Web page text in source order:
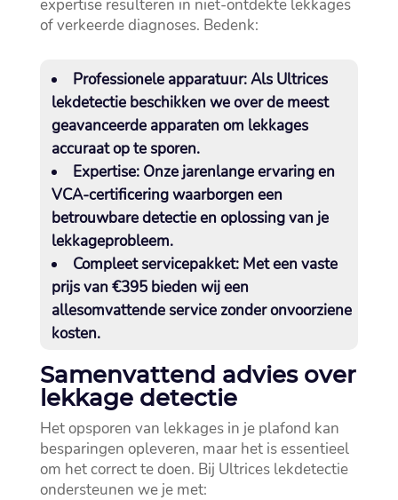
expertise resulteren in niet-ontdekte lekkages
of verkeerde diagnoses.​ Bedenk:
Professionele apparatuur:Als Ultrices
lekdetectie beschikken we over de meest
geavanceerde apparaten om lekkages
accuraat op te sporen.​
Expertise:Onze jarenlange ervaring en
VCA-certificering waarborgen een
betrouwbare detectie en oplossing van je
lekkageprobleem.​
Compleet servicepakket:Met een vaste
prijs van €395 bieden wij een
allesomvattende service zonder onvoorziene
kosten.​
Samenvattend advies over
lekkage detectie
Het opsporen van lekkages in je plafond kan
besparingen opleveren, maar het is essentieel
om het correct te doen.​ Bij Ultrices lekdetectie
ondersteunen we je met: